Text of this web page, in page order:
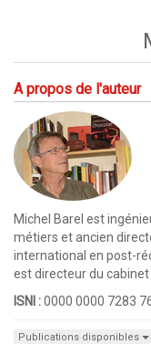
A propos de l'auteur
Michel Barel est
métiers et ancien
international en post-
est directeur du cabinet
ISNI :0000 0000 7283
Publications disponibles